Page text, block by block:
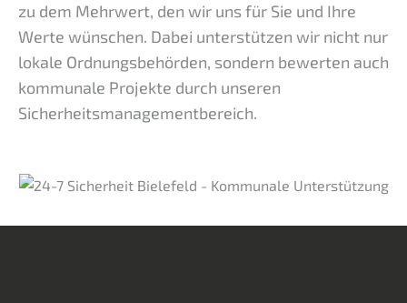
zu dem Mehrwert, den wir uns für Sie und Ihre
Werte wünschen. Dabei unterstützen wir nicht nur
lokale Ordnungsbehörden, sondern bewerten auch
kommunale Projekte durch unseren
Sicherheitsmanagementbereich.